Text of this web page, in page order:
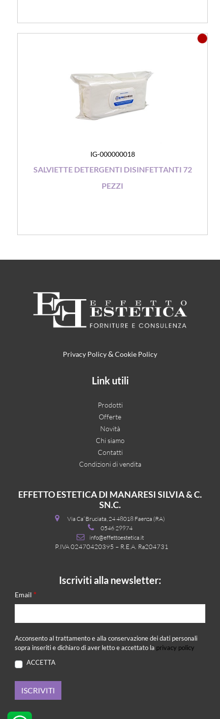
IG-000000018
SALVIETTE DETERGENTI DISINFETTANTI 72
PEZZI
Privacy Policy& Cookie Policy
Link utili
Prodotti
Offerte
Novità
Chi siamo
Contatti
Condizioni di vendita
EFFETTO ESTETICA DI MANARESI SILVIA & C.
SN.C.
Via Ca’ Bruciata, 24 48018 Faenza (RA)
0546 29974
info@effettoestetica.it
P.IVA 02470420395 – R.E.A. Ra204731
Iscriviti alla newsletter:
Email *
Acconsento al trattamento e alla conservazione dei dati personali
sopra inseriti e dichiaro di aver letto e accettato la privacy policy
ACCETTA